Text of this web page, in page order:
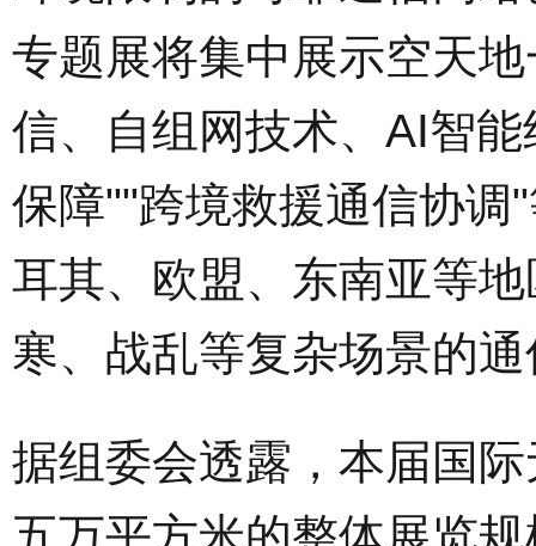
专题展将集中展示空天
信、自组网技术、AI智
保障""跨境救援通信协调
耳其、欧盟、东南亚等
寒、战乱等复杂场景的
据组委会透露，本届国